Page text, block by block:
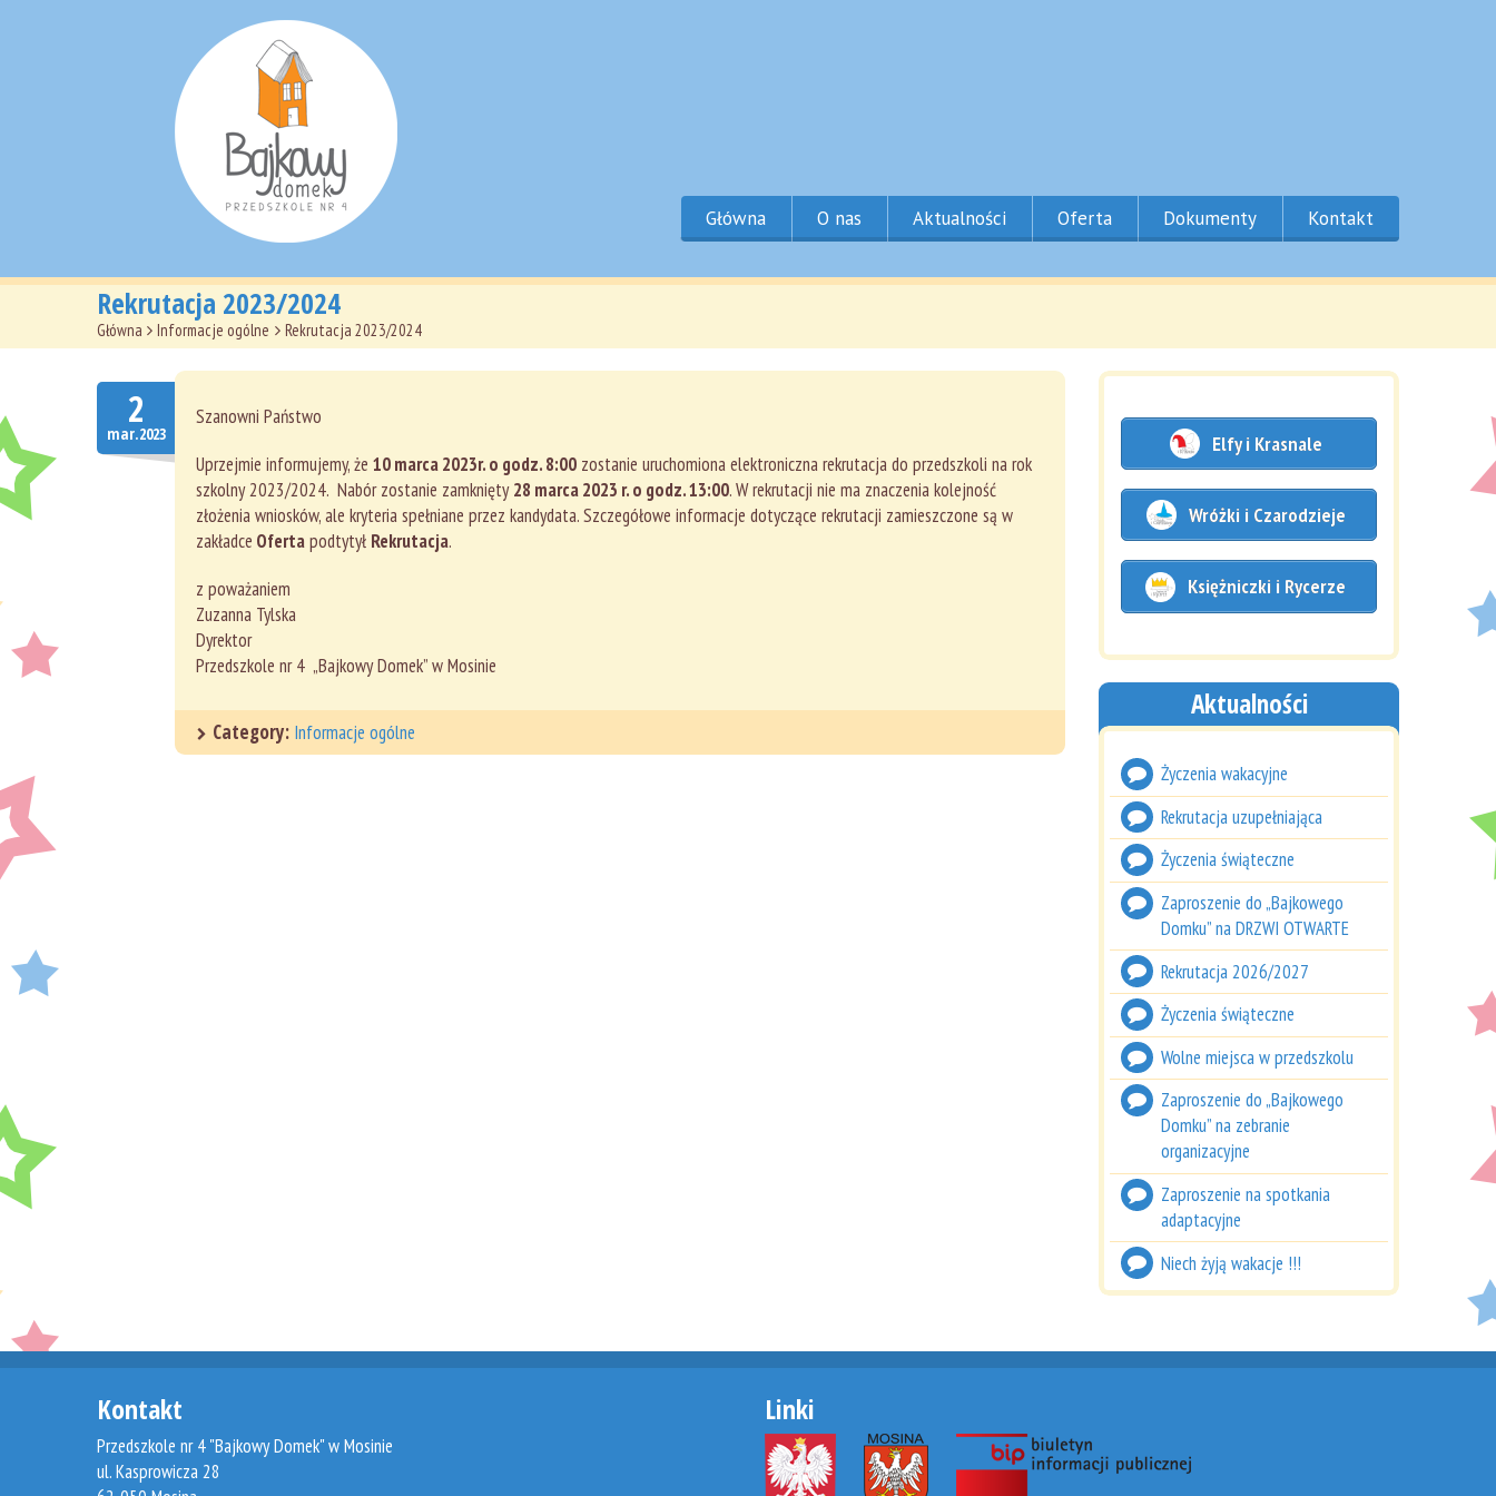
Główna O nas Aktualności Oferta Dokumenty Kontakt
Rekrutacja 2023/2024
Główna > Informacje ogólne > Rekrutacja 2023/2024
2
mar.2023
Szanowni Państwo
Uprzejmie informujemy, że 10 marca 2023r. o godz. 8:00 zostanie uruchomiona elektroniczna rekrutacja do przedszkoli na rok
szkolny 2023/2024. Nabór zostanie zamknięty28 marca 2023 r. o godz. 13:00. W rekrutacji nie ma znaczenia kolejność
złożenia wniosków, ale kryteria spełniane przez kandydata. Szczegółowe informacje dotyczące rekrutacji zamieszczone są w
zakładce Ofertapodtytył Rekrutacja.
z poważaniem
Zuzanna Tylska
Dyrektor
Przedszkole nr 4 „Bajkowy Domek” w Mosinie
Category: Informacje ogólne
Elfy i Krasnale
Wróżki i Czarodzieje
Księżniczki i Rycerze
Aktualności
Życzenia wakacyjne
Rekrutacja uzupełniająca
Życzenia świąteczne
Zaproszenie do „Bajkowego
Domku” na DRZWI OTWARTE
Rekrutacja 2026/2027
Życzenia świąteczne
Wolne miejsca w przedszkolu
Zaproszenie do „Bajkowego
Domku” na zebranie
organizacyjne
Zaproszenie na spotkania
adaptacyjne
Niech żyją wakacje !!!
Kontakt
Przedszkole nr 4 "Bajkowy Domek" w Mosinie
ul. Kasprowicza 28
Linki